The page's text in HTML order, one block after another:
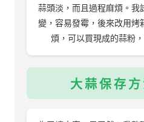
蒜頭淡，而且過程麻煩。我
變，容易發霉，後來改用烤
煩，可以買現成的蒜粉
大蒜保存